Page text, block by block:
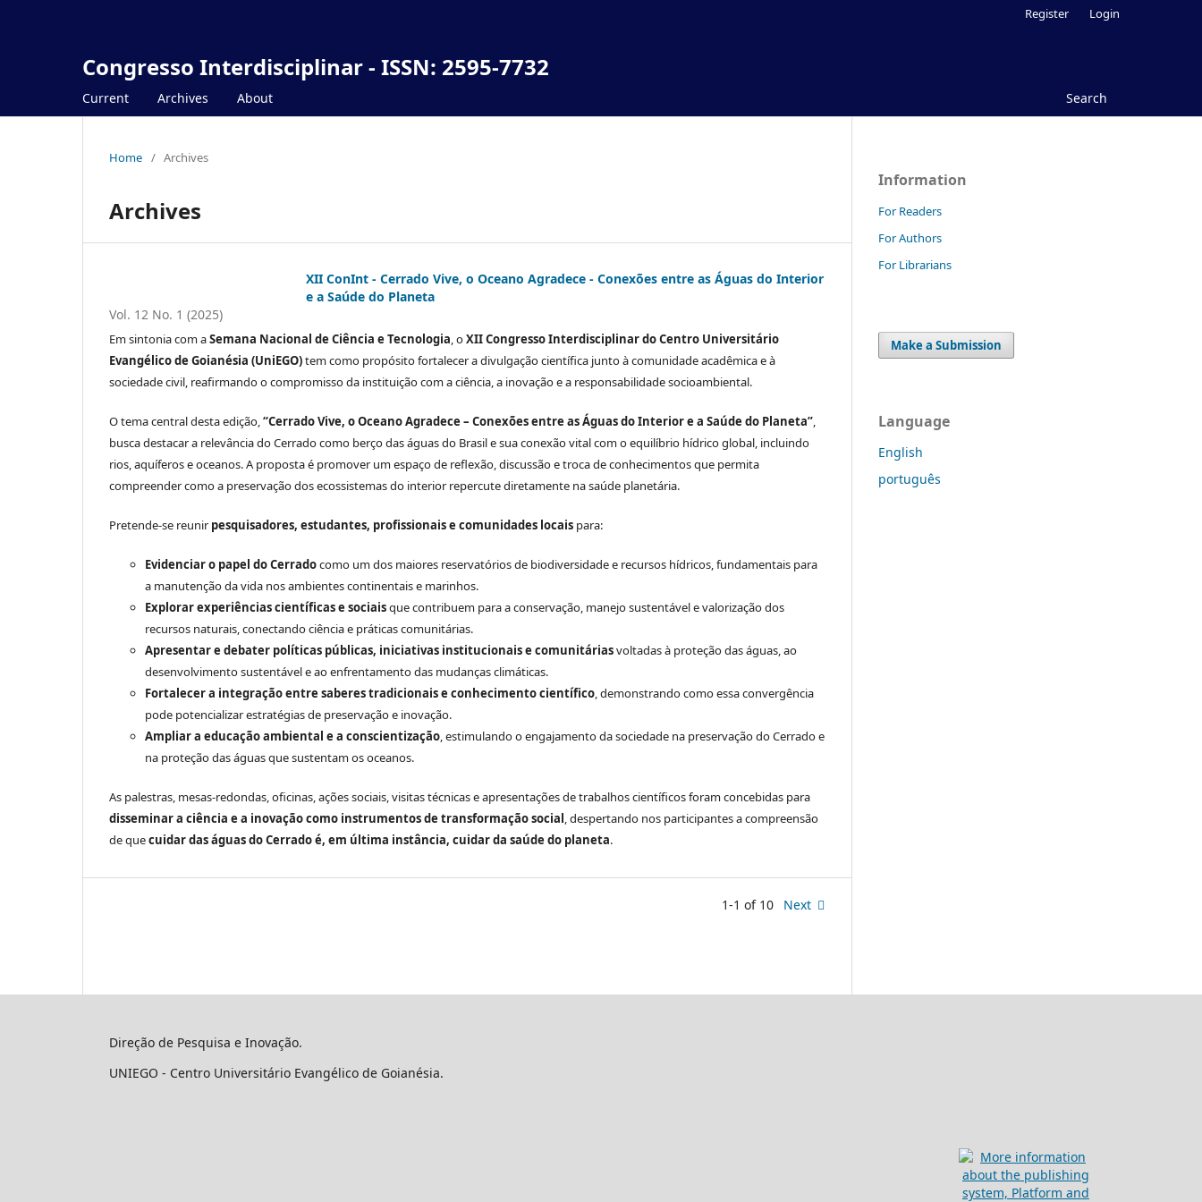
Congresso Interdisciplinar - ISSN: 2595-7732
Current Archives About Search
Register Login
Home / Archives
Archives
XII ConInt - Cerrado Vive, o Oceano Agradece - Conexões entre as Águas do Interior
e a Saúde do Planeta
Vol. 12 No. 1 (2025)
Em sintonia com aSemana Nacional de Ciência e Tecnologia, oXII Congresso Interdisciplinar do Centro Universitário
Evangélico de Goianésia (UniEGO)tem como propósito fortalecer a divulgação científica junto à comunidade acadêmica e à
sociedade civil, reafirmando o compromisso da instituição com a ciência, a inovação e a responsabilidade socioambiental.
O tema central desta edição,“Cerrado Vive, o Oceano Agradece – Conexões entre as Águas do Interior e a Saúde do Planeta”,
busca destacar a relevância do Cerrado como berço das águas do Brasil e sua conexão vital com o equilíbrio hídrico global, incluindo
rios, aquíferos e oceanos. A proposta é promover um espaço de reflexão, discussão e troca de conhecimentos que permita
compreender como a preservação dos ecossistemas do interior repercute diretamente na saúde planetária.
Pretende-se reunirpesquisadores, estudantes, profissionais e comunidades locais para:
Evidenciar o papel do Cerradocomo um dos maiores reservatórios de biodiversidade e recursos hídricos, fundamentais para
a manutenção da vida nos ambientes continentais e marinhos.
Explorar experiências científicas e sociaisque contribuem para a conservação, manejo sustentável e valorização dos
recursos naturais, conectando ciência e práticas comunitárias.
Apresentar e debater políticas públicas, iniciativas institucionais e comunitáriasvoltadas à proteção das águas, ao
desenvolvimento sustentável e ao enfrentamento das mudanças climáticas.
Fortalecer a integração entre saberes tradicionais e conhecimento científico, demonstrando como essa convergência
pode potencializar estratégias de preservação e inovação.
Ampliar a educação ambiental e a conscientização, estimulando o engajamento da sociedade na preservação do Cerrado e
na proteção das águas que sustentam os oceanos.
As palestras, mesas-redondas, oficinas, ações sociais, visitas técnicas e apresentações de trabalhos científicos foram concebidas para
disseminar a ciência e a inovação como instrumentos de transformação social, despertando nos participantes a compreensão
de quecuidar das águas do Cerrado é, em última instância, cuidar da saúde do planeta.
1-1 of 10 Next
Information
For Readers
For Authors
For Librarians
Make a Submission
Language
English
português
Direção de Pesquisa e Inovação.
UNIEGO - Centro Universitário Evangélico de Goianésia.